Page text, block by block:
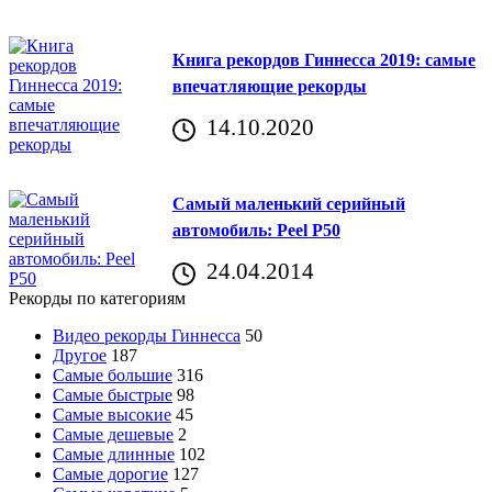
Книга рекордов Гиннесса 2019: самые
впечатляющие рекорды
14.10.2020
Самый маленький серийный
автомобиль: Peel P50
24.04.2014
Рекорды по категориям
Видео рекорды Гиннесса 50
Другое 187
Самые большие 316
Самые быстрые 98
Самые высокие 45
Самые дешевые 2
Самые длинные 102
Самые дорогие 127